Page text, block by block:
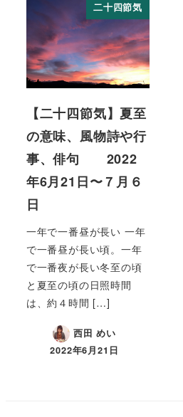
二十四節気
【二十四節気】夏至
の意味、風物詩や行
事、俳句 2022
年6月21日〜７月６
日
一年で一番昼が長い 一年
で一番昼が長い頃。一年
で一番夜が長い冬至の頃
と夏至の頃の日照時間
は、約４時間 […]
西田 めい
2022年6月21日